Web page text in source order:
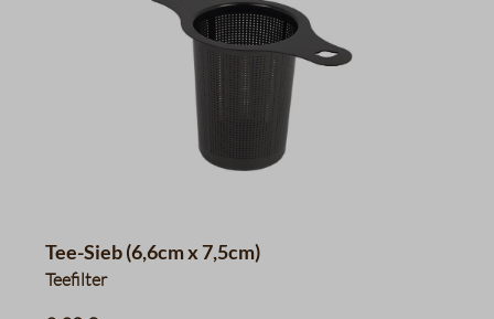
Tee-Sieb (6,6cm x 7,5cm)
Teefilter